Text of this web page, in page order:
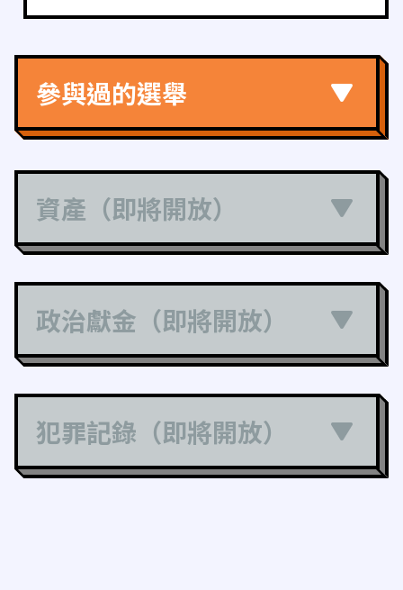
參與過的選舉
資產（即將開放）
政治獻金（即將開放）
犯罪記錄（即將開放）